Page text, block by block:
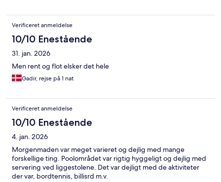
Verificeret anmeldelse
10/10 Enestående
31. jan. 2026
Men rent og flot elsker det hele
Gadir, rejse på 1 nat
Verificeret anmeldelse
10/10 Enestående
4. jan. 2026
Morgenmaden var meget varieret og dejlig med mange
forskellige ting. Poolområdet var rigtig hyggeligt og dejlig med
servering ved liggestolene. Det var dejligt med de aktiviteter
der var, bordtennis, billisrd m.v.